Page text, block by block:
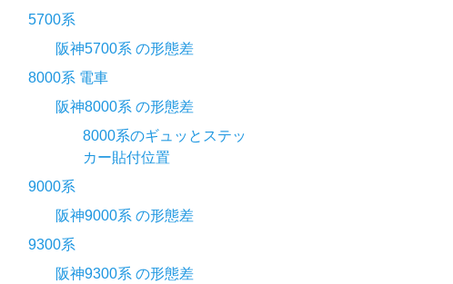
5700系
阪神5700系 の形態差
8000系 電車
阪神8000系 の形態差
8000系のギュッとステッ
カー貼付位置
9000系
阪神9000系 の形態差
9300系
阪神9300系 の形態差